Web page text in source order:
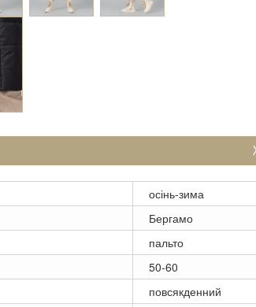
осінь-зима
Бергамо
пальто
50-60
повсякденний